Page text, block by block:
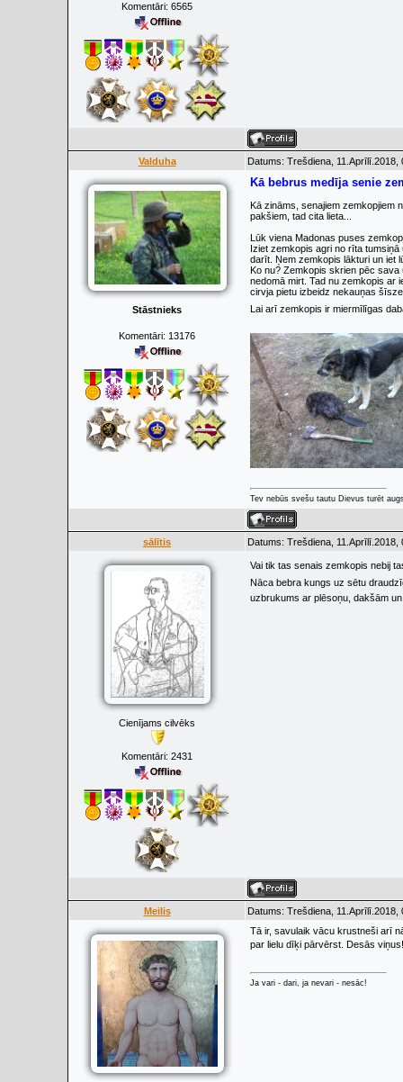
Komentāri: 6565
Valduha Datums: Trešdiena,
Stāstnieks
Komentāri: 13176
Kā bebrus medīja senie
Kā zināms, senajiem zemkopjiem
pakšiem, tad cita lieta...
Lūk viena Madonas puses
Iziet zemkopis agri no rīta
darīt. Ņem zemkopis lākturi un iet
Ko nu? Zemkopis skrien pēc
nedomā mirt. Tad nu zemkopis ar
cirvja pietu izbeidz nekauņas
Lai arī zemkopis ir miermīlīgas
Tev nebūs svešu tautu Dievus turēt
sālītis Datums: Trešdiena,
Cienījams cilvēks
Komentāri: 2431
Vai tik tas senais zemkopis nebij
Nāca bebra kungs uz sētu
uzbrukums ar plēsoņu, dakšām
Meilis Datums: Trešdiena,
Tā ir, savulaik vācu krustneši arī
par lielu dīķi pārvērst. Desās
Ja vari - dari, ja nevari - nesāc!